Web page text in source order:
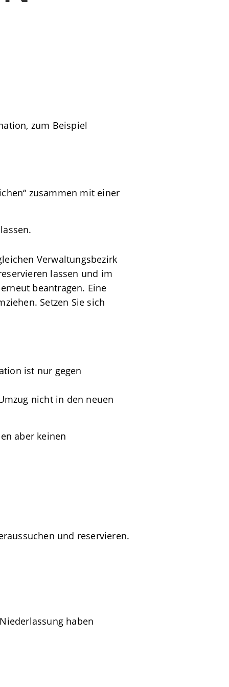
zum Beispiel
zusammen mit einer
Verwaltungsbezirk
lassen und im
beantragen. Eine
Setzen Sie sich
ist nur gegen
nicht in den neuen
aber keinen
und reservieren.
haben